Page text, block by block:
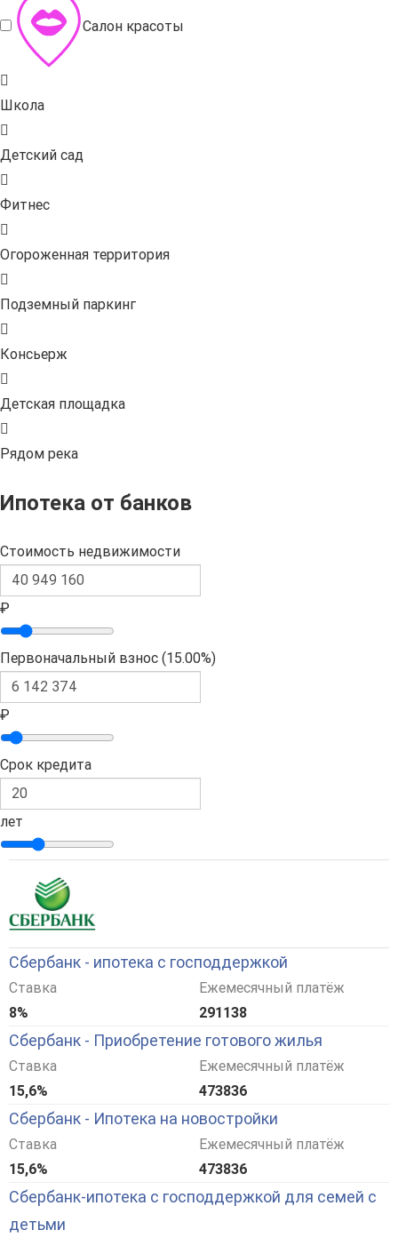
Салон красоты
Школа
Детский сад
Фитнес
Огороженная территория
Подземный паркинг
Консьерж
Детская площадка
Рядом река
Ипотека от банков
Стоимость недвижимости
₽
Первоначальный взнос (15.00%)
₽
Срок кредита
лет
Сбербанк - ипотека с господдержкой
Ставка
8%
Ежемесячный платёж
291138
Сбербанк - Приобретение готового жилья
Ставка
15,6%
Ежемесячный платёж
473836
Сбербанк - Ипотека на новостройки
Ставка
15,6%
Ежемесячный платёж
473836
Сбербанк-ипотека с господдержкой для семей с
детьми